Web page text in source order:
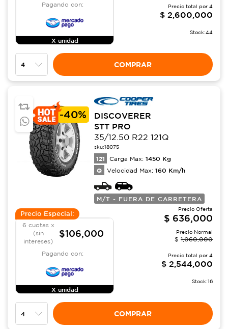
Pagando con:
X unidad
Precio total por 4
$ 2,600,000
Stock:44
COMPRAR
-40%
DISCOVERER
STT PRO
35/12.50 R22 121Q
sku:18075
121 Carga Max: 1450 Kg
Q Velocidad Max: 160 Km/h
M/T - FUERA DE CARRETERA
Precio Especial:
6 cuotas x
(sin
intereses)
$106,000
Pagando con:
X unidad
Precio Oferta
$ 636,000
Precio Normal
$ 1,060,000
Precio total por 4
$ 2,544,000
Stock:16
COMPRAR